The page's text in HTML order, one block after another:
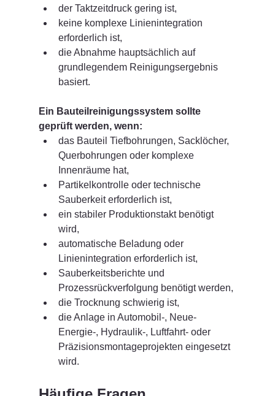
der Taktzeitdruck gering ist,
keine komplexe Linienintegration
erforderlich ist,
die Abnahme hauptsächlich auf
grundlegendem Reinigungsergebnis
basiert.
Ein Bauteilreinigungssystem sollte
geprüft werden, wenn:
das Bauteil Tiefbohrungen, Sacklöcher,
Querbohrungen oder komplexe
Innenräume hat,
Partikelkontrolle oder technische
Sauberkeit erforderlich ist,
ein stabiler Produktionstakt benötigt
wird,
automatische Beladung oder
Linienintegration erforderlich ist,
Sauberkeitsberichte und
Prozessrückverfolgung benötigt werden,
die Trocknung schwierig ist,
die Anlage in Automobil-, Neue-
Energie-, Hydraulik-, Luftfahrt- oder
Präzisionsmontageprojekten eingesetzt
wird.